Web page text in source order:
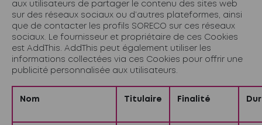
aux utilisateurs de partager le contenu des sites web
sur des réseaux sociaux ou d’autres plateformes, ainsi
que de contacter les profils SORECO sur ces réseaux
sociaux. Le fournisseur et propriétaire de ces Cookies
est AddThis. AddThis peut également utiliser les
informations collectées via ces Cookies pour offrir une
publicité personnalisée aux utilisateurs.
Nom Titulaire Finalité